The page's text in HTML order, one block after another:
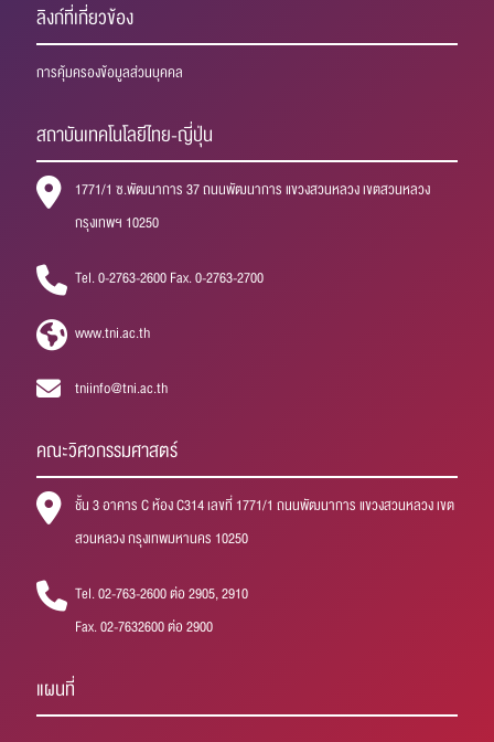
ลิงก์ที่เกี่ยวข้อง
การคุ้มครองข้อมูลส่วนบุคคล
สถาบันเทคโนโลยีไทย-ญี่ปุ่น
1771/1 ซ.พัฒนาการ 37 ถนนพัฒนาการ แขวงสวนหลวง เขตสวนหลวง
กรุงเทพฯ 10250
Tel. 0-2763-2600 Fax. 0-2763-2700
www.tni.ac.th
tniinfo@tni.ac.th
คณะวิศวกรรมศาสตร์
ชั้น 3 อาคาร C ห้อง C314 เลขที่ 1771/1 ถนนพัฒนาการ แขวงสวนหลวง เขต
สวนหลวง กรุงเทพมหานคร 10250
Tel. 02-763-2600 ต่อ 2905, 2910
Fax. 02-7632600 ต่อ 2900
แผนที่